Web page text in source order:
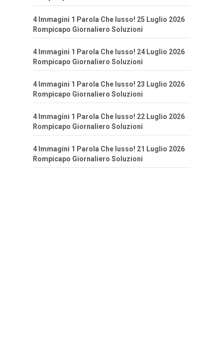
4 Immagini 1 Parola Che lusso! 25 Luglio 2026
Rompicapo Giornaliero Soluzioni
4 Immagini 1 Parola Che lusso! 24 Luglio 2026
Rompicapo Giornaliero Soluzioni
4 Immagini 1 Parola Che lusso! 23 Luglio 2026
Rompicapo Giornaliero Soluzioni
4 Immagini 1 Parola Che lusso! 22 Luglio 2026
Rompicapo Giornaliero Soluzioni
4 Immagini 1 Parola Che lusso! 21 Luglio 2026
Rompicapo Giornaliero Soluzioni